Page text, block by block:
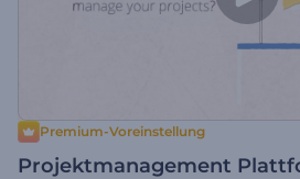
Premium-Voreinstellung
Projektmanagement